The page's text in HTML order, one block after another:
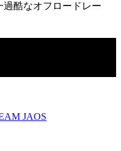
過酷なオフロードレー
JAOS